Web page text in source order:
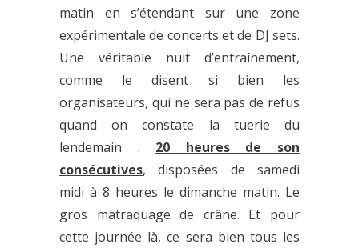
matin en s’étendant sur une zone
expérimentale de concerts et de DJ sets.
Une véritable nuit d’entraînement,
comme le disent si bien les
organisateurs, qui ne sera pas de refus
quand on constate la tuerie du
lendemain : 20 heures de son
consécutives, disposées de samedi
midi à 8 heures le dimanche matin. Le
gros matraquage de crâne. Et pour
cette journée là, ce sera bien tous les